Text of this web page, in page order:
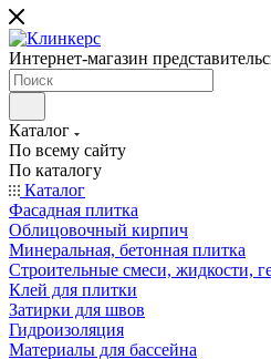
Интернет-магазин
Каталог
По всему сайту
По каталогу
Каталог
Фасадная плитка
Облицовочный кирпич
Минеральная, бетонная плитка
Строительные смеси, жидкости,
Клей для плитки
Затирки для швов
Гидроизоляция
Материалы для бассейна